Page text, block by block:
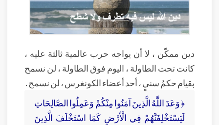
دين ممكّن ، لا أن يواجه حرب عالمية ثالثة عليه ،
كانت تحت الطاولة ، اليوم فوق الطاولة ، لن نسمح
بقيام حكمٌ سنيٍ ، أحد أعضاء الكونغرس ، لن نسمح .
﴿ وَعَدَ اللَّهُ الَّذِينَ آمَنُوا مِنْكُمْ وَعَمِلُوا الصَّالِحَاتِ
لَيَسْتَخْلِفَنَّهُمْ فِي الْأَرْضِ كَمَا اسْتَخْلَفَ الَّذِينَ